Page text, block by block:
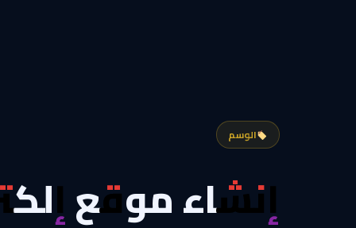
الوسم
إنشاء موقع